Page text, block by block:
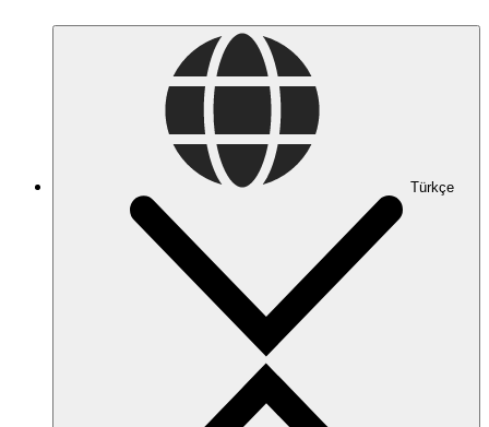
Türkçe